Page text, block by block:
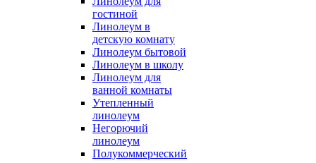
гостиной
Линолеум в
детскую комнату
Линолеум бытовой
Линолеум в школу
Линолеум для
ванной комнаты
Утепленный
линолеум
Негорючий
линолеум
Полукоммерческий